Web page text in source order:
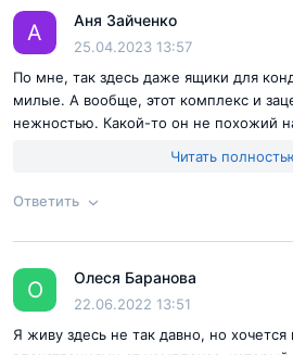
Отправить комментарий
Ответ на отзыв
Согласен справилами публикации
Отправить комментарий
А Аня Зайченко
25.04.2023 13:57
По мне, так здесь даже ящики для
милые. А вообще, этот комплекс и
нежностью. Какой-то он не похожий
Читать
Ответить
Ответ на отзыв
О Олеся Баранова
22.06.2022 13:51
Я живу здесь не так давно, но